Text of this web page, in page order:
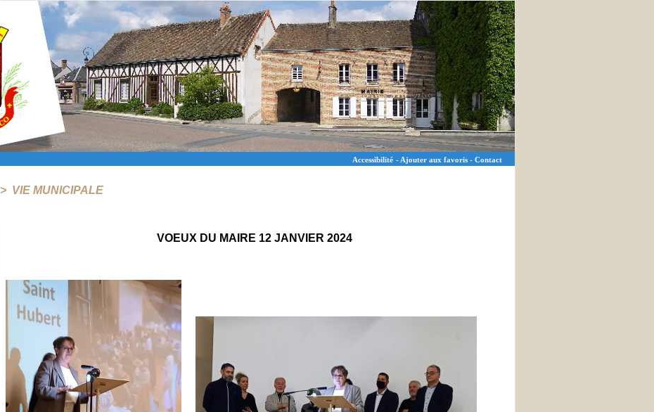
Accessibilité - Ajouter aux favoris - Contact
> VIE MUNICIPALE
VOEUX DU MAIRE 12 JANVIER 2024